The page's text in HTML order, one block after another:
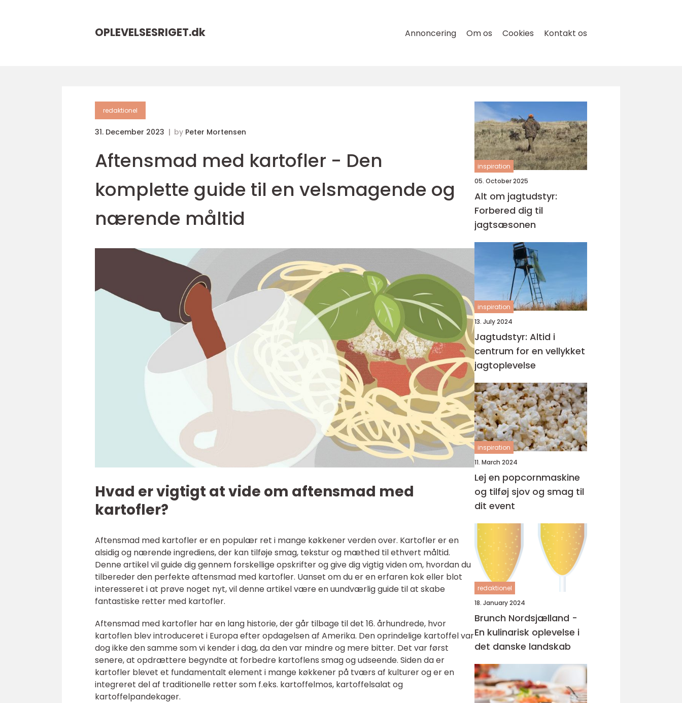
OPLEVELSESRIGET.dk Annoncering Om os Cookies Kontakt os
redaktionel
31. December 2023 by Peter Mortensen
Aftensmad med kartofler - Den
komplette guide til en velsmagende og
nærende måltid
Hvad er vigtigt at vide om aftensmad med
kartofler?
Aftensmad med kartofler er en populær ret i mange køkkener verden over. Kartofler er en
alsidig og nærende ingrediens, der kan tilføje smag, tekstur og mæthed til ethvert måltid.
Denne artikel vil guide dig gennem forskellige opskrifter og give dig vigtig viden om, hvordan du
tilbereder den perfekte aftensmad med kartofler. Uanset om du er en erfaren kok eller blot
interesseret i at prøve noget nyt, vil denne artikel være en uundværlig guide til at skabe
fantastiske retter med kartofler.
Aftensmad med kartofler har en lang historie, der går tilbage til det 16. århundrede, hvor
kartoflen blev introduceret i Europa efter opdagelsen af Amerika. Den oprindelige kartoffel var
dog ikke den samme som vi kender i dag, da den var mindre og mere bitter. Det var først
senere, at opdrættere begyndte at forbedre kartoflens smag og udseende. Siden da er
kartofler blevet et fundamentalt element i mange køkkener på tværs af kulturer og er en
integreret del af traditionelle retter som f.eks. kartoffelmos, kartoffelsalat og
kartoffelpandekager.
inspiration
05. October 2025
Alt om jagtudstyr:
Forbered dig til
jagtsæsonen
inspiration
13. July 2024
Jagtudstyr: Altid i
centrum for en vellykket
jagtoplevelse
inspiration
11. March 2024
Lej en popcornmaskine
og tilføj sjov og smag til
dit event
redaktionel
18. January 2024
Brunch Nordsjælland -
En kulinarisk oplevelse i
det danske landskab